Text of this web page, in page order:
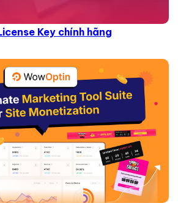
Key chính hãng